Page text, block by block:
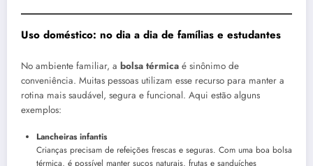
Uso doméstico: no dia a dia de famílias e estudantes
No ambiente familiar, a bolsa térmica é sinônimo de
conveniência. Muitas pessoas utilizam esse recurso para manter a
rotina mais saudável, segura e funcional. Aqui estão alguns
exemplos:
Lancheiras infantis
Crianças precisam de refeições frescas e seguras. Com uma boa bolsa
térmica, é possível manter sucos naturais, frutas e sanduíches